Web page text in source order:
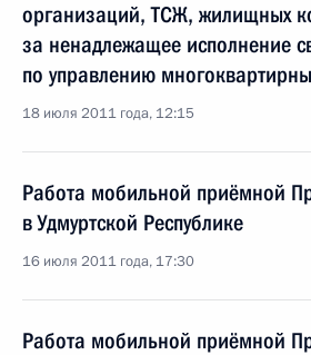
организаций, ТСЖ, жилищных
за ненадлежащее исполнение
по управлению
18 июля 2011 года, 12:15
Работа мобильной приёмной
в Удмуртской Республике
16 июля 2011 года, 17:30
Работа мобильной приёмной